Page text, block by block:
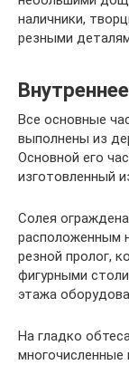
наличники,
резными
Все основные
выполнены из
Основной его
изготовленный
Солея
расположенным
резной пролог,
фигурными
этажа
На гладко
многочисленные